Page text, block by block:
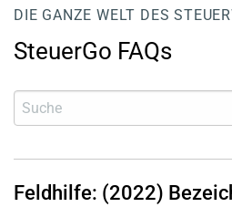
DIE GANZE WELT DES
SteuerGo FAQs
Feldhilfe: (2022)